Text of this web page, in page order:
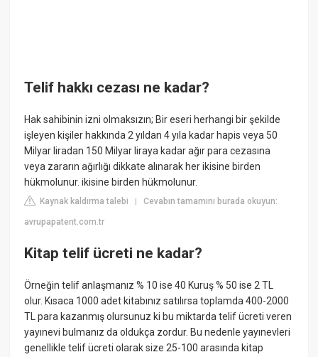
Telif hakkı cezası ne kadar?
Hak sahibinin izni olmaksızın; Bir eseri herhangi bir şekilde
işleyen kişiler hakkında 2 yıldan 4 yıla kadar hapis veya 50
Milyar liradan 150 Milyar liraya kadar ağır para cezasına
veya zararın ağırlığı dikkate alınarak her ikisine birden
hükmolunur. ikisine birden hükmolunur.
Kaynak kaldırma talebi |Cevabın tamamını burada okuyun:
avrupapatent.com.tr
Kitap telif ücreti ne kadar?
Örneğin telif anlaşmanız % 10 ise 40 Kuruş % 50 ise 2 TL
olur. Kısaca 1000 adet kitabınız satılırsa toplamda 400-2000
TL para kazanmış olursunuz ki bu miktarda telif ücreti veren
yayınevi bulmanız da oldukça zordur. Bu nedenle yayınevleri
genellikle telif ücreti olarak size 25-100 arasında kitap